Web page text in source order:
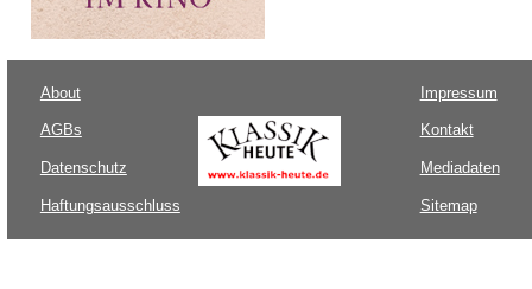
About
AGBs
Datenschutz
Haftungsausschluss
Impressum
Kontakt
Mediadaten
Sitemap